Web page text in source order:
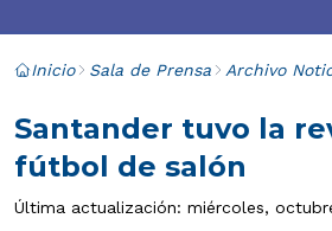
Inicio Sala de Prensa Archivo
Santander tuvo la
fútbol de salón
Última actualización: miércoles,